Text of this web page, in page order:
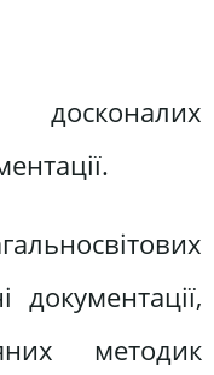
документації,
методик